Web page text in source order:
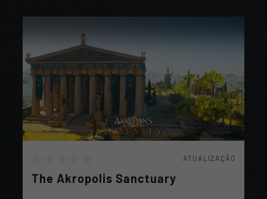
ATUALIZAÇÃO
The Akropolis Sanctuary